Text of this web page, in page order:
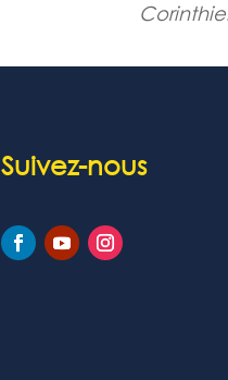
Suivez-nous